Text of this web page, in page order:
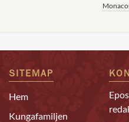
SITEMAP
Hem
Kungafamiljen